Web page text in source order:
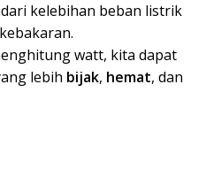
kelebihan beban listrik
watt, kita dapat
lebih bijak, hemat, dan